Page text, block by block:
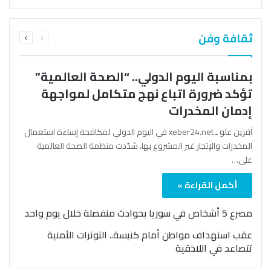
ثقافة وفن الصفحةالصفحة
بمناسبة اليوم الدولي.. “الصحة العالمية”
تؤكد ضرورة اتباع نهج متكامل لمواجهة
إدمان المخدرات
آفرين علو ـ xeber24.net في اليوم الدولي لمكافحة إساءة استعمال
المخدرات والإتجار غير المشروع بها، شدّدت منظمة الصحة العالمية
على…
أكمل القراءة »
مصرع 5 أشخاص في سوريا بحوادث منفصلة خلال يوم واحد
عقب استهداف مواطن أمام كنيسة.. التوترات الأمنية
تتصاعد في اللاذقية